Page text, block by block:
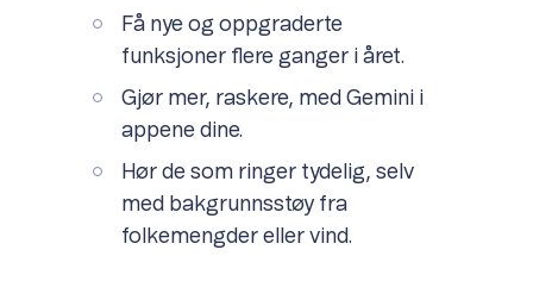
Få nye og oppgraderte
funksjoner flere ganger i året.
Gjør mer, raskere, med Gemini i
appene dine.
Hør de som ringer tydelig, selv
med bakgrunnsstøy fra
folkemengder eller vind.